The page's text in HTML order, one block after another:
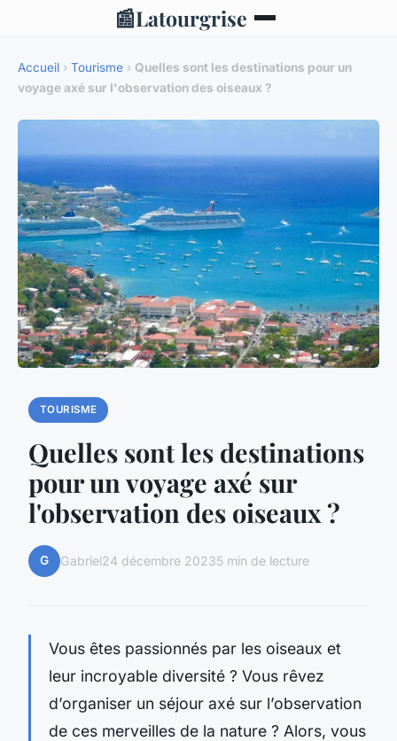
📰Latourgrise
Accueil › Tourisme › Quelles sont les destinations pour un
voyage axé sur l'observation des oiseaux ?
TOURISME
Quelles sont les destinations
pour un voyage axé sur
l'observation des oiseaux ?
G Gabriel24 décembre 20235 min de lecture
Vous êtes passionnés par les oiseaux et
leur incroyable diversité ? Vous rêvez
d’organiser un séjour axé sur l’observation
de ces merveilles de la nature ? Alors, vous